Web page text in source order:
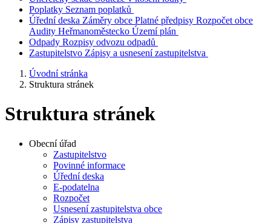
Poplatky Seznam poplatků
Úřední deska Záměry obce Platné předpisy Rozpočet obce
Audity Heřmanoměstecko Území plán
Odpady Rozpisy odvozu odpadů
Zastupitelstvo Zápisy a usnesení zastupitelstva
Úvodní stránka
Struktura stránek
Struktura stránek
Obecní úřad
Zastupitelstvo
Povinné informace
Úřední deska
E-podatelna
Rozpočet
Usnesení zastupitelstva obce
Zápisy zastupitelstva